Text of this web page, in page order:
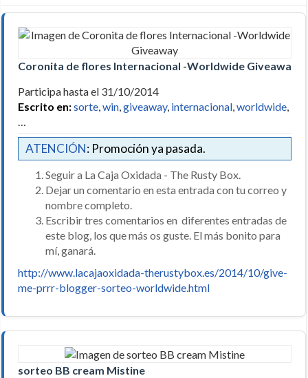
Coronita de flores Internacional -Worldwide Giveaway
Participa hasta el 31/10/2014
Escrito en:sorte win giveaway, internacional worldwide
ATENCIÓN: Promoción ya pasada.
Seguir a La Caja Oxidada - The Rusty Box.
Dejar un comentario en esta entrada con tu correo y
nombre completo.
Escribir tres comentarios en diferentes entradas de
este blog, los que más os guste. El más bonito para
mí, ganará.
http://www.lacajaoxidada-therustybox.es/2014/10/give-
me-prrr-blogger-sorteo-worldwide.html
sorteo BB cream Mistine